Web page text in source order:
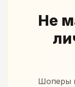
Не
Шоперы